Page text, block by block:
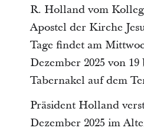
R. Holland vom
Apostel der Kirche
Tage findet am
Dezember 2025 von
Tabernakel auf dem
Präsident Holland
Dezember 2025 im